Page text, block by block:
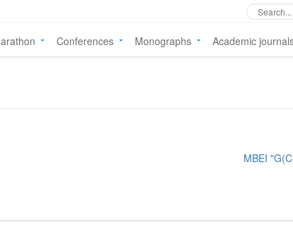
Conferences Monographs Academic
MBEI